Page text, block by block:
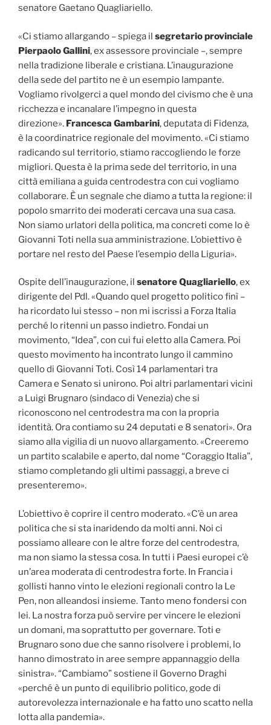
senatore Gaetano Quagliariello.
«Ci stiamo allargando – spiega il segretario provinciale
Pierpaolo Gallini, ex assessore provinciale –, sempre
nella tradizione liberale e cristiana. L’inaugurazione
della sede del partito ne è un esempio lampante.
Vogliamo rivolgerci a quel mondo del civismo che è una
ricchezza e incanalare l’impegno in questa
direzione». Francesca Gambarini, deputata di Fidenza,
è la coordinatrice regionale del movimento. «Ci stiamo
radicando sul territorio, stiamo raccogliendo le forze
migliori. Questa è la prima sede del territorio, in una
città emiliana a guida centrodestra con cui vogliamo
collaborare. È un segnale che diamo a tutta la regione: il
popolo smarrito dei moderati cercava una sua casa.
Non siamo urlatori della politica, ma concreti come lo è
Giovanni Toti nella sua amministrazione. L’obiettivo è
portare nel resto del Paese l’esempio della Liguria».
Ospite dell’inaugurazione, il senatore Quagliariello, ex
dirigente del Pdl. «Quando quel progetto politico finì –
ha ricordato lui stesso – non mi iscrissi a Forza Italia
perché lo ritenni un passo indietro. Fondai un
movimento, “Idea”, con cui fui eletto alla Camera. Poi
questo movimento ha incontrato lungo il cammino
quello di Giovanni Toti. Così 14 parlamentari tra
Camera e Senato si unirono. Poi altri parlamentari vicini
a Luigi Brugnaro (sindaco di Venezia) che si
riconoscono nel centrodestra ma con la propria
identità. Ora contiamo su 24 deputati e 8 senatori». Ora
siamo alla vigilia di un nuovo allargamento. «Creeremo
un partito scalabile e aperto, dal nome “Coraggio Italia”,
stiamo completando gli ultimi passaggi, a breve ci
presenteremo».
L’obiettivo è coprire il centro moderato. «C’è un area
politica che si sta inaridendo da molti anni. Noi ci
possiamo alleare con le altre forze del centrodestra,
ma non siamo la stessa cosa. In tutti i Paesi europei c’è
un’area moderata di centrodestra forte. In Francia i
gollisti hanno vinto le elezioni regionali contro la Le
Pen, non alleandosi insieme. Tanto meno fondersi con
lei. La nostra forza può servire per vincere le elezioni
un domani, ma soprattutto per governare. Toti e
Brugnaro sono due che sanno risolvere i problemi, lo
hanno dimostrato in aree sempre appannaggio della
sinistra». “Cambiamo” sostiene il Governo Draghi
«perché è un punto di equilibrio politico, gode di
autorevolezza internazionale e ha fatto uno scatto nella
lotta alla pandemia».